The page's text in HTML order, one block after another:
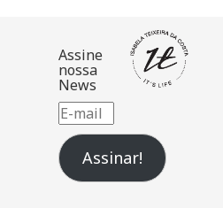
Assine
nossa
News
E-
mail
Assinar!